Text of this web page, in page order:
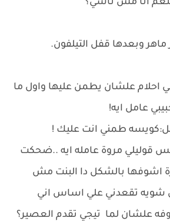
انا مش ناسي؟
وبعدها قفل التيلفون.
احلام علشان يطمن عليها واول ما
عامل ايه!
طمني انت عليك !
بس قوليلي مروة عامله ايه ..ضحكت
اشوفها بالشكل دا البنت مش
شويه تقعدني علي اساس اني
علشان لما تيجي تقدم العصير؟